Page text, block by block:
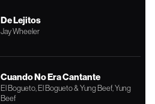
De Lejitos
Jay Wheeler
Cuando No Era Cantante
El Bogueto, El Bogueto & Yung Beef, Yung
Beef